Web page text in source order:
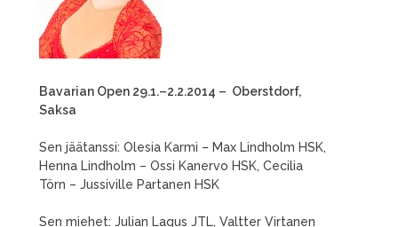
Bavarian Open 29.1.–2.2.2014 – Oberstdorf,
Saksa
Sen jäätanssi: Olesia Karmi – Max Lindholm HSK,
Henna Lindholm – Ossi Kanervo HSK, Cecilia
Törn – Jussiville Partanen HSK
Sen miehet: Julian Lagus JTL, Valtter Virtanen